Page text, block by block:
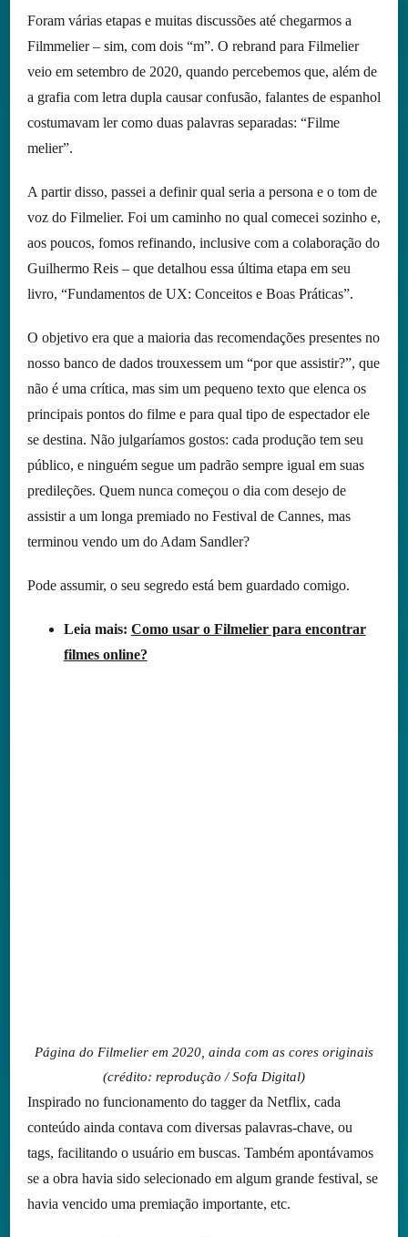
Foram várias etapas e muitas discussões até chegarmos a
Filmmelier – sim, com dois “m”. O rebrand para Filmelier
veio em setembro de 2020, quando percebemos que, além de
a grafia com letra dupla causar confusão, falantes de espanhol
costumavam ler como duas palavras separadas: “Filme
melier”.
A partir disso, passei a definir qual seria a persona e o tom de
voz do Filmelier. Foi um caminho no qual comecei sozinho e,
aos poucos, fomos refinando, inclusive com a colaboração do
Guilhermo Reis – que detalhou essa última etapa em seu
livro, “Fundamentos de UX: Conceitos e Boas Práticas”.
O objetivo era que a maioria das recomendações presentes no
nosso banco de dados trouxessem um “por que assistir?”, que
não é uma crítica, mas sim um pequeno texto que elenca os
principais pontos do filme e para qual tipo de espectador ele
se destina. Não julgaríamos gostos: cada produção tem seu
público, e ninguém segue um padrão sempre igual em suas
predileções. Quem nunca começou o dia com desejo de
assistir a um longa premiado no Festival de Cannes, mas
terminou vendo um do Adam Sandler?
Pode assumir, o seu segredo está bem guardado comigo.
Leia mais: Como usar o Filmelier para encontrar
filmes online?
Página do Filmelier em 2020, ainda com as cores originais
(crédito: reprodução / Sofa Digital)
Inspirado no funcionamento do tagger da Netflix, cada
conteúdo ainda contava com diversas palavras-chave, ou
tags, facilitando o usuário em buscas. Também apontávamos
se a obra havia sido selecionado em algum grande festival, se
havia vencido uma premiação importante, etc.